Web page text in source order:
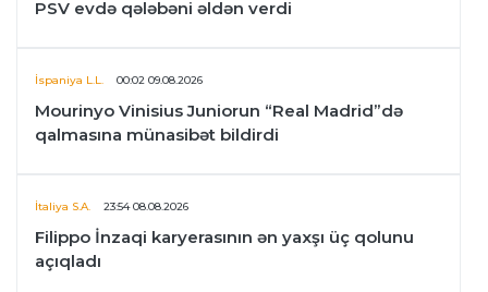
PSV evdə qələbəni əldən verdi
İspaniya L.L. 00:02 09.08.2026
Mourinyo Vinisius Juniorun “Real Madrid”də
qalmasına münasibət bildirdi
İtaliya S.A. 23:54 08.08.2026
Filippo İnzaqi karyerasının ən yaxşı üç qolunu
açıqladı